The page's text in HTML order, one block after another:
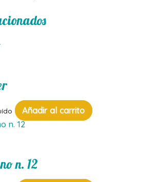
Añadir al carrito
n. 12